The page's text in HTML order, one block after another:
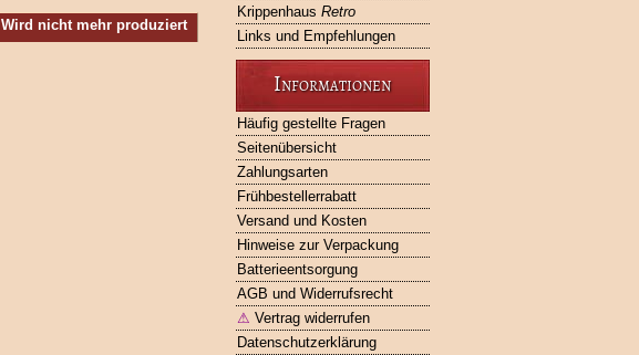
Krippenhaus Retro
Links und Empfehlungen
Informationen
Häufig gestellte Fragen
Seitenübersicht
Zahlungsarten
Frühbestellerrabatt
Versand und Kosten
Hinweise zur Verpackung
Batterieentsorgung
AGB und Widerrufsrecht
⚠ Vertrag widerrufen
Datenschutzerklärung
Wird nicht mehr produziert